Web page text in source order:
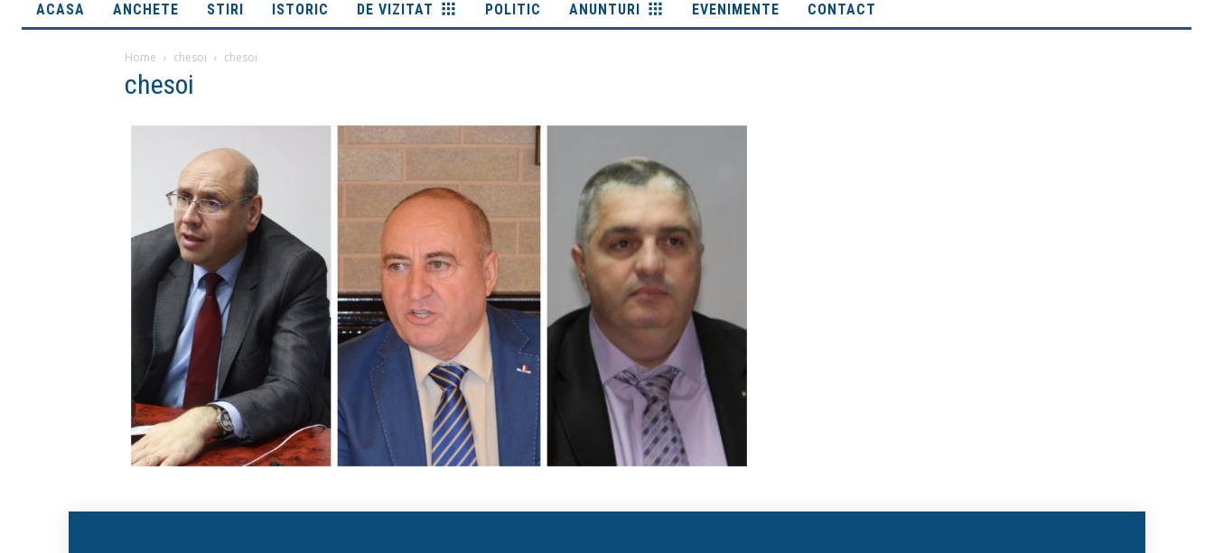
ACASA ANCHETE STIRI ISTORIC DE VIZITAT POLITIC ANUNTURI EVENIMENTE CONTACT
Home chesoi chesoi
chesoi